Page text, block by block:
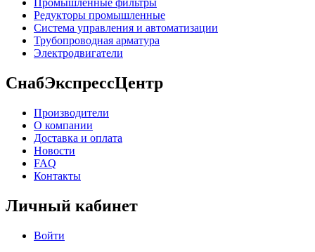
Промышленные фильтры
Редукторы промышленные
Система управления и автоматизации
Трубопроводная арматура
Электродвигатели
СнабЭкспрессЦентр
Производители
О компании
Доставка и оплата
Новости
FAQ
Контакты
Личный кабинет
Войти